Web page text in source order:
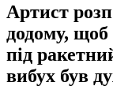
Артист
додому, щоб
під
вибух був